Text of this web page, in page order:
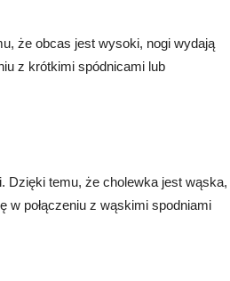
że obcas jest wysoki, nogi wydają
z krótkimi spódnicami lub
Dzięki temu, że cholewka jest wąska,
w połączeniu z wąskimi spodniami